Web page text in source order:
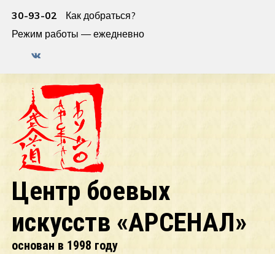
30-93-02
Как добраться?
Режим работы — ежедневно
Центр боевых
искусств «АРСЕНАЛ»
основан в 1998 году